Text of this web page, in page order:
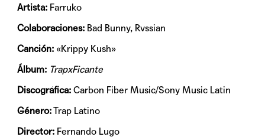
Artista: Farruko
Colaboraciones: Bad Bunny, Rvssian
Canción: «Krippy Kush»
Álbum: TrapxFicante
Discográfica: Carbon Fiber Music/Sony Music Latin
Género:Trap Latino
Director: Fernando Lugo